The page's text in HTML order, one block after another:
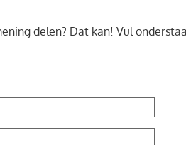
delen? Dat kan! Vul